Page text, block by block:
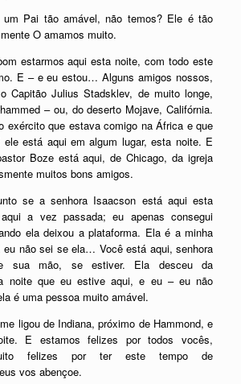
Pai tão amável, não temos? Ele é tão
O amamos muito.
estarmos aqui esta noite, com todo este
E – e eu estou… Alguns amigos nossos,
Capitão Julius Stadsklev, de muito longe,
– ou, do deserto Mojave, Califórnia.
exército que estava comigo na África e que
está aqui em algum lugar, esta noite. E
Boze está aqui, de Chicago, da igreja
muitos bons amigos.
se a senhora Isaacson está aqui esta
a vez passada; eu apenas consegui
ela deixou a plataforma. Ela é a minha
não sei se ela… Você está aqui, senhora
sua mão, se estiver. Ela desceu da
noite que eu estive aqui, e eu – eu não
é uma pessoa muito amável.
ligou de Indiana, próximo de Hammond, e
E estamos felizes por todos vocês,
felizes por ter este tempo de
vos abençoe.